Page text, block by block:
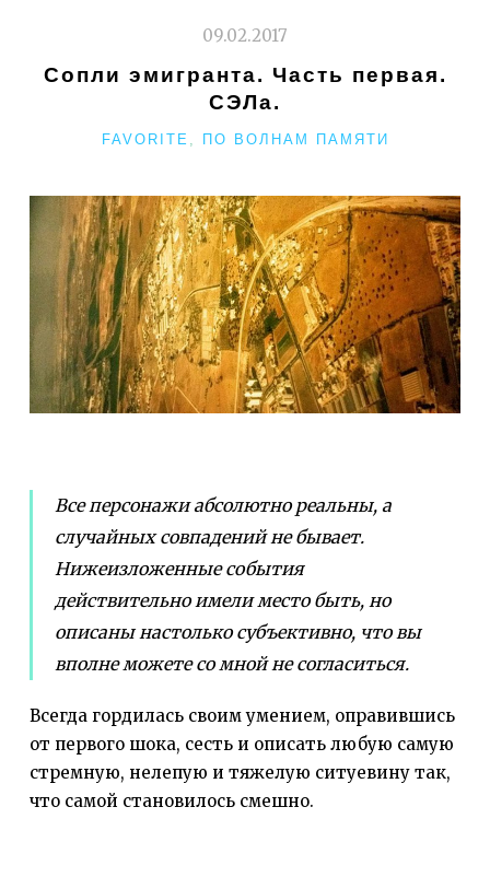
09.02.2017
Сопли эмигранта. Часть первая.
СЭЛа.
РУБРИКИ
FAVORITE , ПО ВОЛНАМ ПАМЯТИ
Все персонажи абсолютно реальны, а
случайных совпадений не бывает.
Нижеизложенные события
действительно имели место быть, но
описаны настолько субъективно, что вы
вполне можете со мной не согласиться.
Всегда гордилась своим умением, оправившись
от первого шока, сесть и описать любую самую
стремную, нелепую и тяжелую ситуевину так,
что самой становилось смешно.